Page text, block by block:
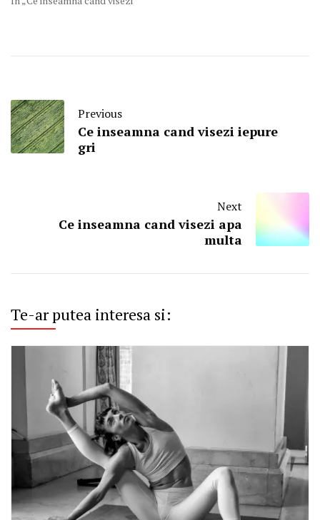
Previous
Ce inseamna cand visezi iepure
gri
Next
Ce inseamna cand visezi apa
multa
Te-ar putea interesa si: